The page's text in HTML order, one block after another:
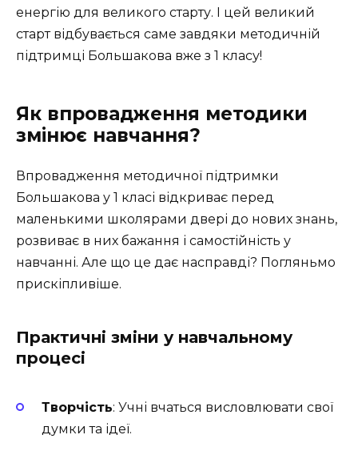
енергію для великого старту. І цей великий
старт відбувається саме завдяки методичній
підтримці Большакова вже з 1 класу!
Як впровадження методики
змінює навчання?
Впровадження методичної підтримки
Большакова у 1 класі відкриває перед
маленькими школярами двері до нових знань,
розвиває в них бажання і самостійність у
навчанні. Але що це дає насправді? Погляньмо
прискіпливіше.
Практичні зміни у навчальному
процесі
Творчість: Учні вчаться висловлювати свої
думки та ідеї.